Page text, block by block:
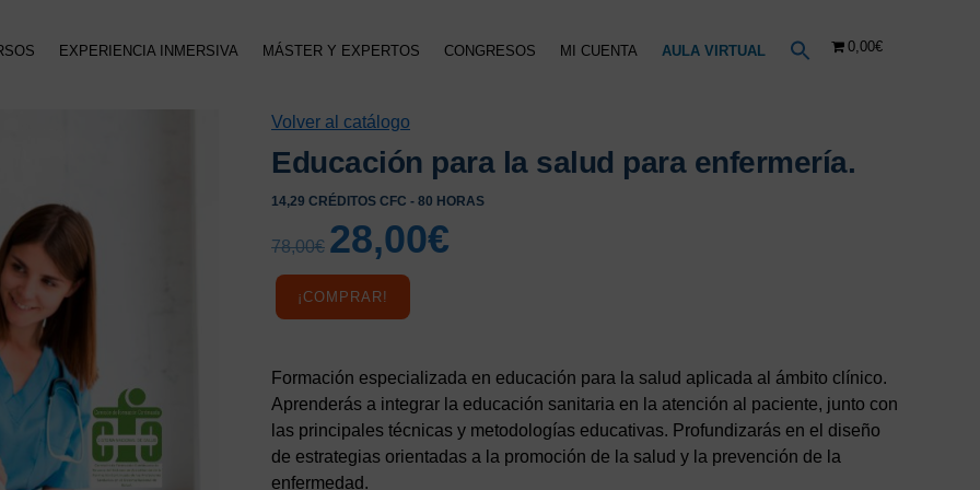
EXPERIENCIA INMERSIVA MÁSTER Y EXPERTOS CONGRESOS MI CUENTA AULA VIRTUAL 0,00€
Volver al catálogo
Educación para la salud para enfermería.
14,29 CRÉDITOS CFC - 80 HORAS
78,00€
El
precio
28,00€
¡COMPRAR!
Formación especializada en educación para la salud aplicada al ámbito clínico.
Aprenderás a integrar la educación sanitaria en la atención al paciente, junto con
las principales técnicas y metodologías educativas. Profundizarás en el diseño
de estrategias orientadas a la promoción de la salud y la prevención de la
enfermedad.